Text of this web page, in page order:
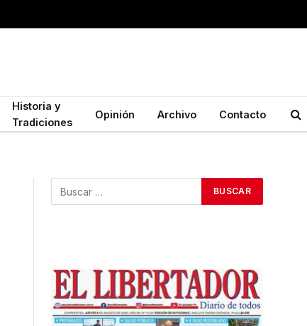
Historia y
Tradiciones
Opinión Archivo Contacto